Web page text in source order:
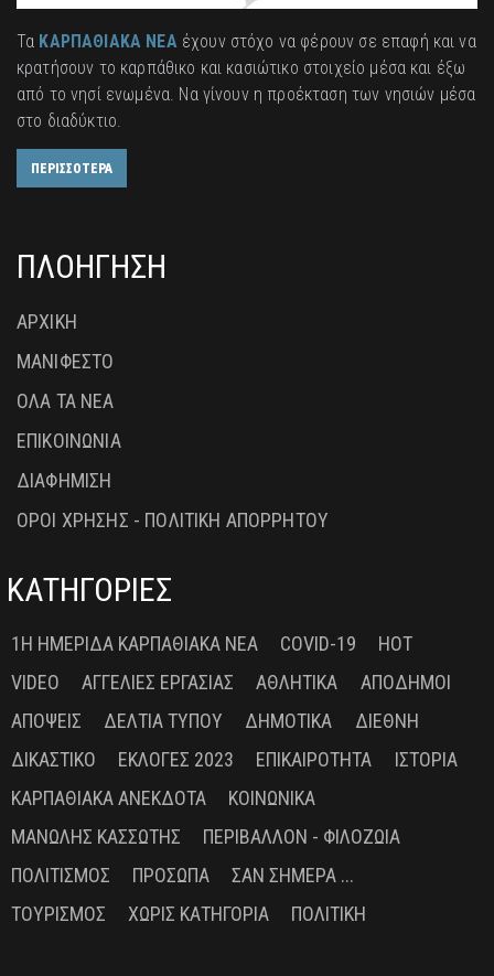
Τα ΚΑΡΠΑΘΙΑΚΑ ΝΕΑέχουν στόχο να φέρουν σε επαφή και να
κρατήσουν το καρπάθικο και κασιώτικο στοιχείο μέσα και έξω
από το νησί ενωμένα. Να γίνουν η προέκταση των νησιών μέσα
στο διαδύκτιο.
ΠΕΡΙΣΣΟΤΕΡΑ
ΠΛΟΗΓΗΣΗ
ΑΡΧΙΚΗ
ΜΑΝΙΦΕΣΤΟ
ΟΛΑ ΤΑ ΝΕΑ
ΕΠΙΚΟΙΝΩΝΙΑ
ΔΙΑΦΗΜΙΣΗ
ΟΡΟΙ ΧΡΗΣΗΣ - ΠΟΛΙΤΙΚΗ ΑΠΟΡΡΗΤΟΥ
ΚΑΤΗΓΟΡΙΕΣ
1Η ΗΜΕΡΊΔΑ ΚΑΡΠΑΘΙΑΚΆ ΝΈΑ COVID-19
HOT
VIDEO
ΑΓΓΕΛΊΕΣ ΕΡΓΑΣΊΑΣ ΑΘΛΗΤΙΚΆ
ΑΠΌΔΗΜΟΙ
ΑΠΌΨΕΙΣ
ΔΕΛΤΊΑ ΤΎΠΟΥ ΔΗΜΟΤΙΚΆ
ΔΙΕΘΝΉ
ΔΙΚΑΣΤΙΚΌ
ΕΚΛΟΓΈΣ 2023 ΕΠΙΚΑΙΡΌΤΗΤΑ
ΙΣΤΟΡΊΑ
ΚΑΡΠΑΘΙΑΚΆ ΑΝΈΚΔΟΤΑ
ΚΟΙΝΩΝΙΚΆ
ΜΑΝΏΛΗΣ ΚΑΣΣΏΤΗΣ
ΠΕΡΙΒΆΛΛΟΝ - ΦΙΛΟΖΩΊΑ
ΠΟΛΙΤΙΣΜΌΣ
ΠΡΌΣΩΠΑ
ΣΑΝ ΣΉΜΕΡΑ ...
ΤΟΥΡΙΣΜΌΣ
ΧΩΡΊΣ ΚΑΤΗΓΟΡΊΑ ΠΟΛΙΤΙΚΉ